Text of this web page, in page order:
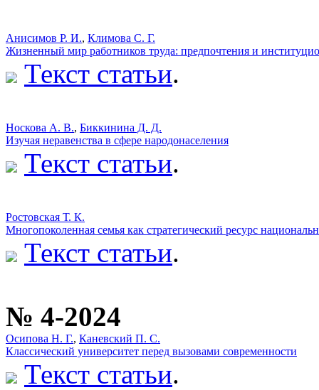
Анисимов Р. И., Климова С. Г.
Жизненный мир работников труда: предпочтения и
Текст статьи.
Носкова А. В., Биккинина Д. Д.
Изучая неравенства в сфере народонаселения
Текст статьи.
Ростовская Т. К.
Многопоколенная семья как стратегический ресурс
Текст статьи.
№ 4-2024
Осипова Н. Г., Каневский П. С.
Классический университет перед вызовами современности
Текст статьи.